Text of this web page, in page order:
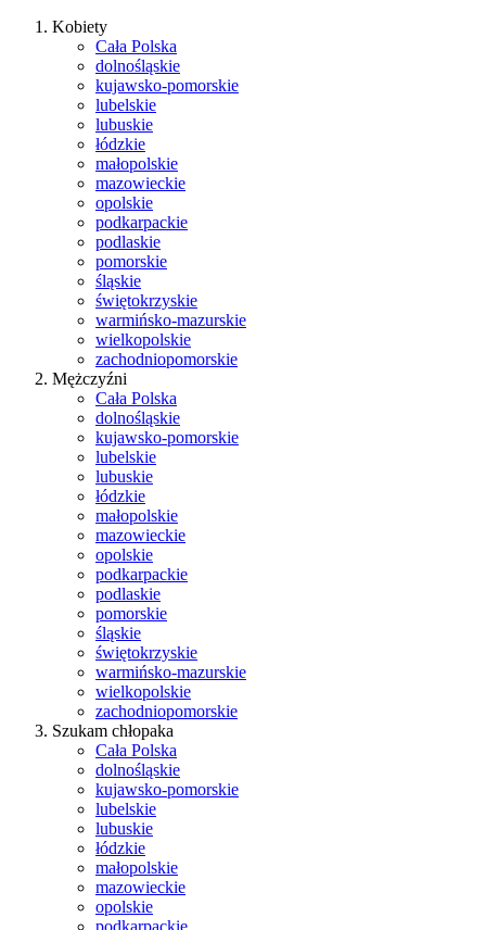
Kobiety
Cała Polska
dolnośląskie
kujawsko-pomorskie
lubelskie
lubuskie
łódzkie
małopolskie
mazowieckie
opolskie
podkarpackie
podlaskie
pomorskie
śląskie
świętokrzyskie
warmińsko-mazurskie
wielkopolskie
zachodniopomorskie
Mężczyźni
Cała Polska
dolnośląskie
kujawsko-pomorskie
lubelskie
lubuskie
łódzkie
małopolskie
mazowieckie
opolskie
podkarpackie
podlaskie
pomorskie
śląskie
świętokrzyskie
warmińsko-mazurskie
wielkopolskie
zachodniopomorskie
Szukam chłopaka
Cała Polska
dolnośląskie
kujawsko-pomorskie
lubelskie
lubuskie
łódzkie
małopolskie
mazowieckie
opolskie
podkarpackie